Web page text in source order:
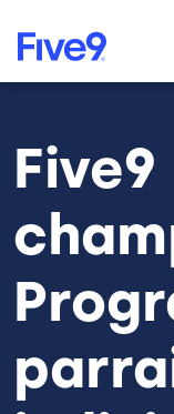
Five9